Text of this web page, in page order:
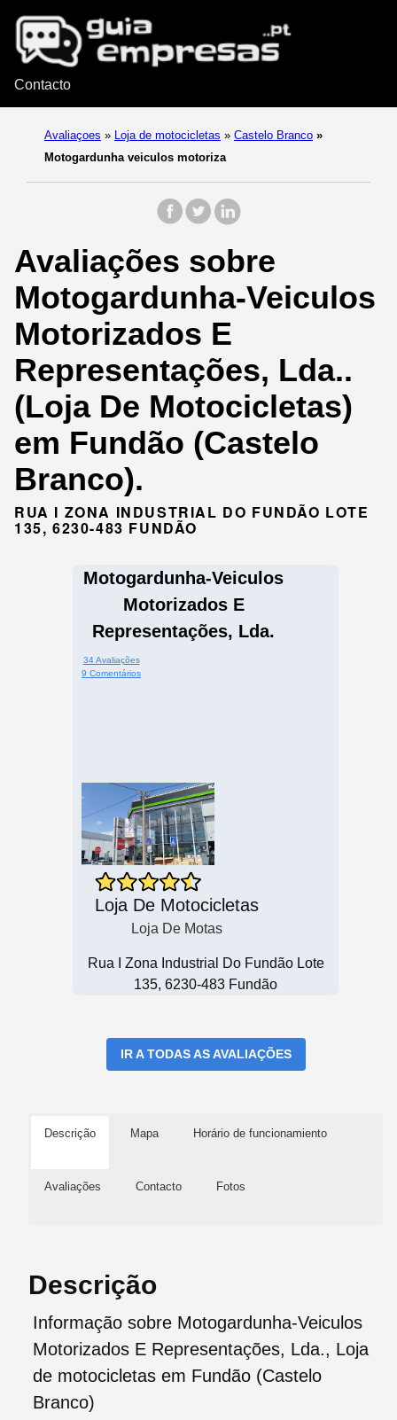
Contacto
Avaliaçoes » Loja de motocicletas » Castelo Branco »
Motogardunha veiculos motoriza
Avaliações sobre
Motogardunha-Veiculos
Motorizados E
Representações, Lda..
(Loja De Motocicletas)
em Fundão (Castelo
Branco).
RUA I ZONA INDUSTRIAL DO FUNDÃO LOTE
135, 6230-483 FUNDÃO
Motogardunha-Veiculos
Motorizados E
Representações, Lda.
34 Avaliações
9 Comentários
Loja De Motocicletas
Loja De Motas
Rua I Zona Industrial Do Fundão Lote
135, 6230-483 Fundão
IR A TODAS AS AVALIAÇÕES
Descrição Mapa Horário de funcionamiento
Avaliações Contacto Fotos
Descrição
Informação sobre Motogardunha-Veiculos
Motorizados E Representações, Lda., Loja
de motocicletas em Fundão (Castelo
Branco)